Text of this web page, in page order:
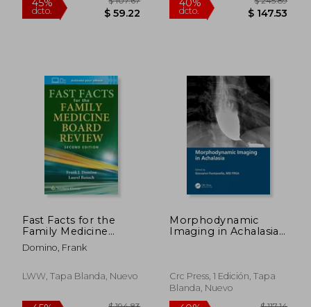
dcto. $ 164.38
45%
dcto.
Fast Facts for the
Family Medicine
Board Review (en
Inglés)
Domino, Frank
LWW, Tapa Blanda, Nuevo
Morphodynamic
Imaging in Achalasia
Crc Press, 1 Edición, Tapa
Blanda, Nuevo